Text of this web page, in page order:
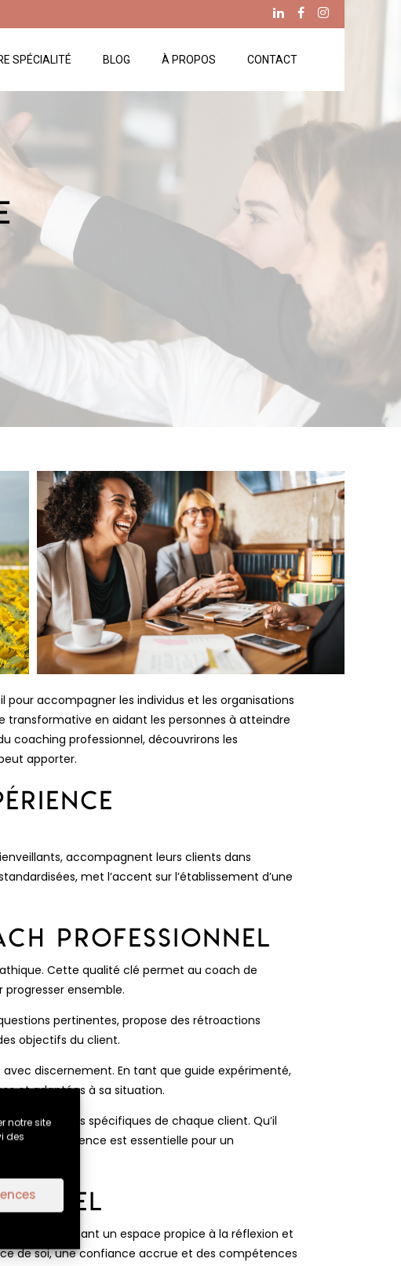
notre site
des
SPÉCIALITÉ BLOG À PROPOS CONTACT
accompagner les individus et les organisations
transformative en aidant les personnes à atteindre
coaching professionnel, découvrirons les
apporter.
accompagnent leurs clients dans
met l’accent sur l’établissement d’une
Professionnel
Cette qualité clé permet au coach de
ensemble.
pertinentes, propose des rétroactions
objectifs du client.
discernement. En tant que guide expérimenté,
et adaptées à sa situation.
aux besoins spécifiques de chaque client. Qu’il
cette polyvalence est essentielle pour un
En établissant un espace propice à la réflexion et
de soi, une confiance accrue et des compétences